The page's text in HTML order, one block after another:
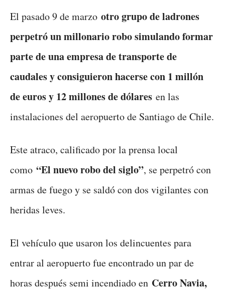
El pasado 9 de marzo otro grupo de ladrones
perpetró un millonario robo simulando formar
parte de una empresa de transporte de
caudales y consiguieron hacerse con 1 millón
de euros y 12 millones de dólares en las
instalaciones del aeropuerto de Santiago de Chile.
Este atraco, calificado por la prensa local
como “El nuevo robo del siglo”, se perpetró con
armas de fuego y se saldó con dos vigilantes con
heridas leves.
El vehículo que usaron los delincuentes para
entrar al aeropuerto fue encontrado un par de
horas después semi incendiado en Cerro Navia,